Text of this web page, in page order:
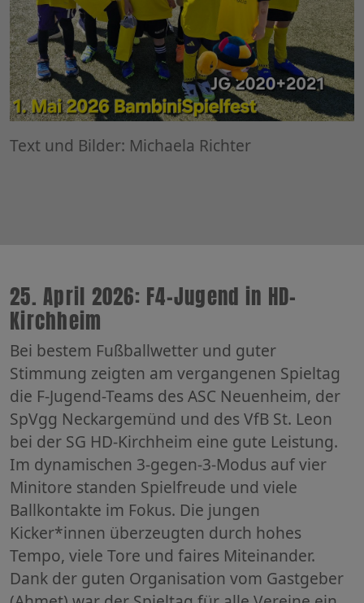
Text und Bilder: Michaela Richter
25. April 2026: F4-Jugend in HD-
Kirchheim
Bei bestem Fußballwetter und guter
Stimmung zeigten am vergangenen Spieltag
die F-Jugend-Teams des ASC Neuenheim, der
SpVgg Neckargemünd und des VfB St. Leon
bei der SG HD-Kirchheim eine gute Leistung.
Im dynamischen 3-gegen-3-Modus auf vier
Minitore standen Spielfreude und viele
Ballkontakte im Fokus. Die jungen
Kicker*innen überzeugten durch hohes
Tempo, viele Tore und faires Miteinander.
Dank der guten Organisation vom Gastgeber